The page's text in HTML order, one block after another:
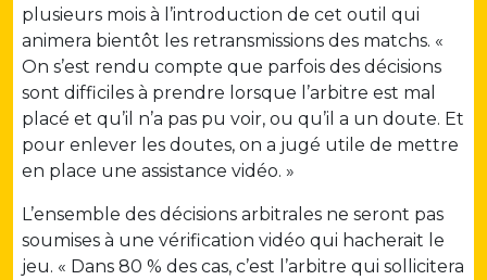
plusieurs mois à l’introduction de cet outil qui
animera bientôt les retransmissions des matchs. «
On s’est rendu compte que parfois des décisions
sont difficiles à prendre lorsque l’arbitre est mal
placé et qu’il n’a pas pu voir, ou qu’il a un doute. Et
pour enlever les doutes, on a jugé utile de mettre
en place une assistance vidéo. »
L’ensemble des décisions arbitrales ne seront pas
soumises à une vérification vidéo qui hacherait le
jeu. « Dans 80 % des cas, c’est l’arbitre qui sollicitera